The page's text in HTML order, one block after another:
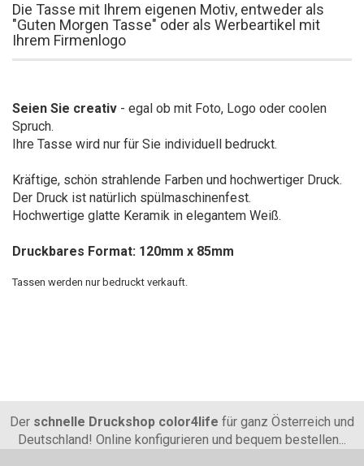
Die Tasse mit Ihrem eigenen Motiv, entweder als
"Guten Morgen Tasse" oder als Werbeartikel mit
Ihrem Firmenlogo
Seien Sie creativ - egal ob mit Foto, Logo oder coolen
Spruch.
Ihre Tasse wird nur für Sie individuell bedruckt.
Kräftige, schön strahlende Farben und hochwertiger Druck.
Der Druck ist natürlich spülmaschinenfest.
Hochwertige glatte Keramik in elegantem Weiß.
Druckbares Format: 120mm x 85mm
Tassen werden nur bedruckt verkauft.
Der schnelle Druckshop color4life für ganz Österreich und
Deutschland! Online konfigurieren und bequem bestellen...